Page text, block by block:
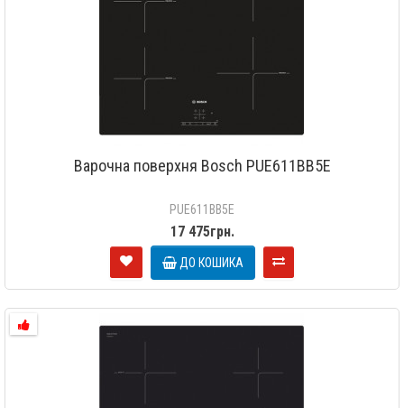
Варочна поверхня Bosch PUE611BB5E
PUE611BB5E
17 475грн.
ДО КОШИКА